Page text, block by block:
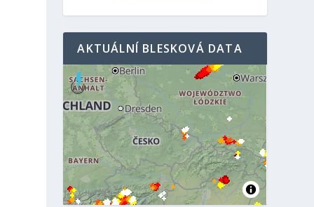
AKTUÁLNÍ BLESKOVÁ DATA